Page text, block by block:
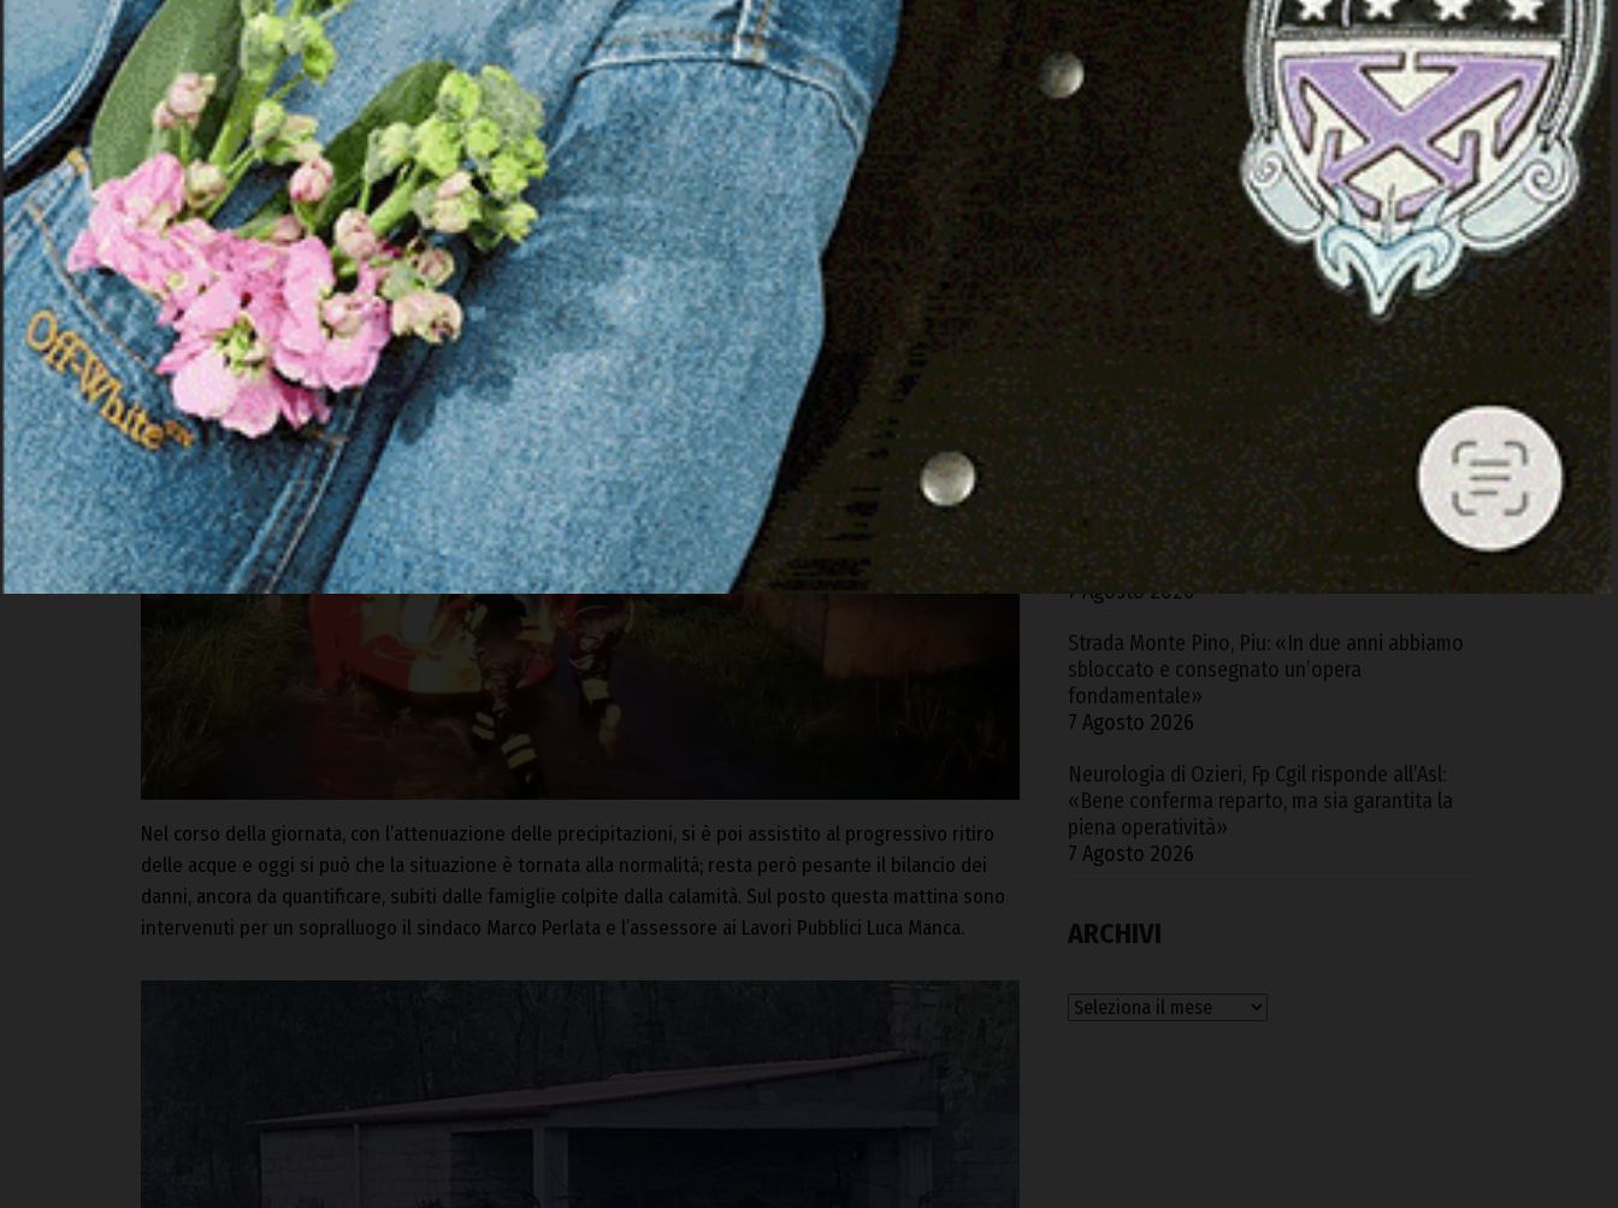
OZIERI | 16 febbraio 2026.Il Rio Mannu è tornato nel proprio alveo dopo essere esondato ieri diverse
punti della piana di Chilivani a causa delle abbondanti piogge. Le criticità maggiori si sono registrate
vicino al quartiere di San Nicola, all’altezza del ponte romano Pont’Ezzu, dove si sono vissuti momenti di
grande paura. Qui, infatti, i Vigili del Fuoco sono dovuti entrare in azione in piena notte con i gommoni
per portare in salvo 12 persone, tra cui una neonata, rimaste bloccate nelle case ormai invase dall’acqua.
Nel corso della giornata, con l’attenuazione delle precipitazioni, si è poi assistito al progressivo ritiro
delle acque e oggi si può che la situazione è tornata alla normalità; resta però pesante il bilancio dei
danni, ancora da quantificare, subiti dalle famiglie colpite dalla calamità. Sul posto questa mattina sono
intervenuti per un sopralluogo il sindaco Marco Perlata e l’assessore ai Lavori Pubblici Luca Manca.
ARTICOLI RECENTI
Olbia. Controlli di GdiF e ADM all’aeroporto:
sequestrati sabbia e alimenti senza
certificazione
8 Agosto 2026
Ad Alà dei Sardi la XXIII Rassegna
Sequestrati oltre 6 kg di cocaina e hashish
provenienti dalla Spagna, 4 arresti tra Cagliari
e S.G. Suergiu
7 Agosto 2026
Strada Monte Pino, Piu: «In due anni abbiamo
sbloccato e consegnato un’opera
fondamentale»
7 Agosto 2026
Neurologia di Ozieri, Fp Cgil risponde all’Asl:
«Bene conferma reparto, ma sia garantita la
piena operatività»
7 Agosto 2026
ARCHIVI
Archivi